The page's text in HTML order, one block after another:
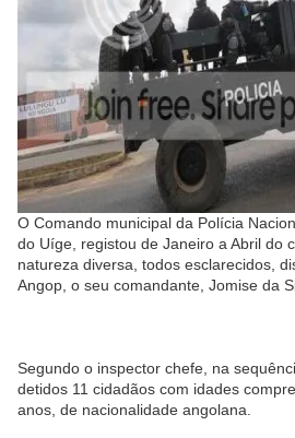
O Comando municipal da Polícia
do Uíge, registou de Janeiro a Abril do
natureza diversa, todos esclarecidos,
Angop, o seu comandante, Jomise da
Segundo o inspector chefe, na
detidos 11 cidadãos com idades
anos, de nacionalidade angolana.